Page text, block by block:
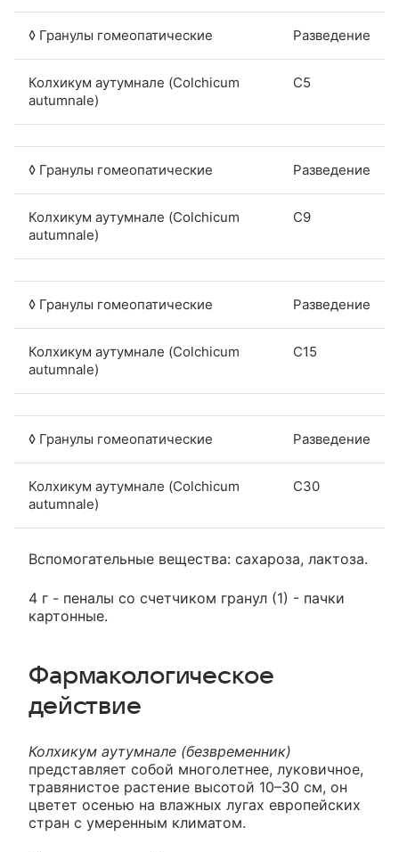
◊ Гранулы гомеопатические Разведение
Колхикум аутумнале (Colchicum
autumnale)
C5
◊ Гранулы гомеопатические Разведение
Колхикум аутумнале (Colchicum
autumnale)
C9
◊ Гранулы гомеопатические Разведение
Колхикум аутумнале (Colchicum
autumnale)
C15
◊ Гранулы гомеопатические Разведение
Колхикум аутумнале (Colchicum
autumnale)
C30
Вспомогательные вещества: сахароза, лактоза.
4 г - пеналы со счетчиком гранул (1) - пачки
картонные.
Фармакологическое
действие
Колхикум аутумнале (безвременник)
представляет собой многолетнее, луковичное,
травянистое растение высотой 10–30 см, он
цветет осенью на влажных лугах европейских
стран с умеренным климатом.